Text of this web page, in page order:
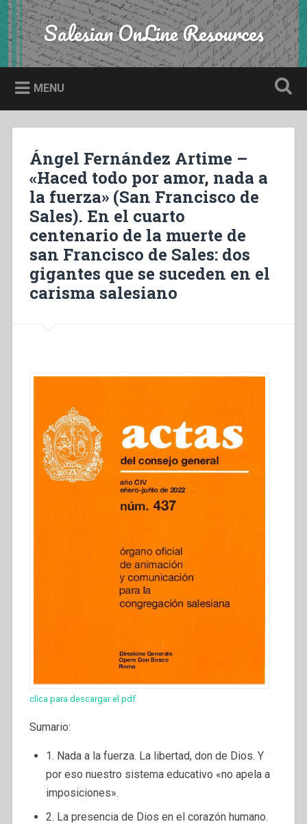
Skip
to
content
Search Salesian OnLine Resources
MENU
Ángel Fernández Artime –
«Haced todo por amor, nada a
la fuerza» (San Francisco de
Sales). En el cuarto
centenario de la muerte de
san Francisco de Sales: dos
gigantes que se suceden en el
carisma salesiano
clica para descargar el pdf
Sumario:
1. Nada a la fuerza. La libertad, don de Dios. Y
por eso nuestro sistema educativo «no apela a
imposiciones».
2. La presencia de Dios en el corazón humano.